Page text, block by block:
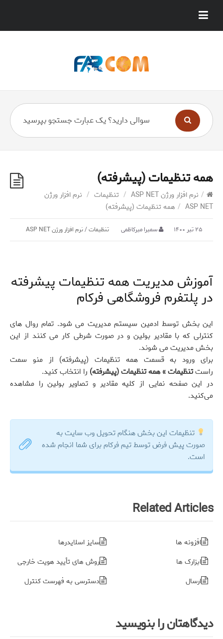
همه تنظیمات (پیشرفته)
/ نرم افزار ورژن ASP NET / تنظیمات / نرم افزار ورژن
ASP NET
/ همه تنظیمات (پیشرفته)
۲۵ تیر ۱۴۰۰ سمیرا میرکاظمی تنظیمات/نرم افزار ورژن ASP NET
آموزش مدیریت همه تنظیمات پیشرفته
در پلتفرم فروشگاهی فرکام
این بخش توسط ادمین سیستم مدیریت می شود. تمام روال های
کنترلی که با مقادیر بولین و در صورت شرطی کار می کنند از این
بخش مدیریت می شوند.
برای ورود به قسمت همه تنظیمات (پیشرفته) از منو سمت
راستتنظیمات » همه تنظیمات (پیشرفته) را انتخاب کنید.
در این صفحه نمایی از کلیه مقادیر و تصاویر بولین را مشاهده
می‌کنید.
تنظیمات این بخش هنگام تحویل وب سایت به
صورت پیش فرض توسط تیم فرکام برای شما انجام شده
است.
Related Articles
سایز اسلایدرها
افزونه ها
روش های تأیید هویت خارجی
ابزارک ها
دسترسی به فهرست کنترل
ارسال
دیدگاهتان را بنویسید